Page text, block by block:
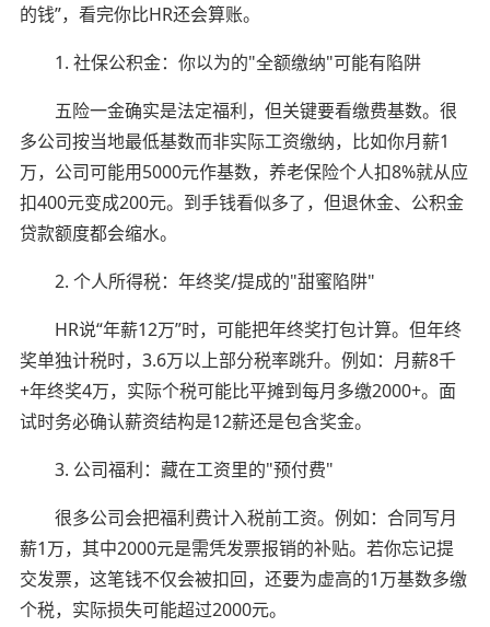
的钱”，看完你比HR还会算账。
1. 社保公积金：你以为的"全额缴纳"可能有陷阱
五险一金确实是法定福利，但关键要看缴费基数。很
多公司按当地最低基数而非实际工资缴纳，比如你月薪1
万，公司可能用5000元作基数，养老保险个人扣8%就从应
扣400元变成200元。到手钱看似多了，但退休金、公积金
贷款额度都会缩水。
2. 个人所得税：年终奖/提成的"甜蜜陷阱"
HR说“年薪12万”时，可能把年终奖打包计算。但年终
奖单独计税时，3.6万以上部分税率跳升。例如：月薪8千
+年终奖4万，实际个税可能比平摊到每月多缴2000+。面
试时务必确认薪资结构是12薪还是包含奖金。
3. 公司福利：藏在工资里的"预付费"
很多公司会把福利费计入税前工资。例如：合同写月
薪1万，其中2000元是需凭发票报销的补贴。若你忘记提
交发票，这笔钱不仅会被扣回，还要为虚高的1万基数多缴
个税，实际损失可能超过2000元。